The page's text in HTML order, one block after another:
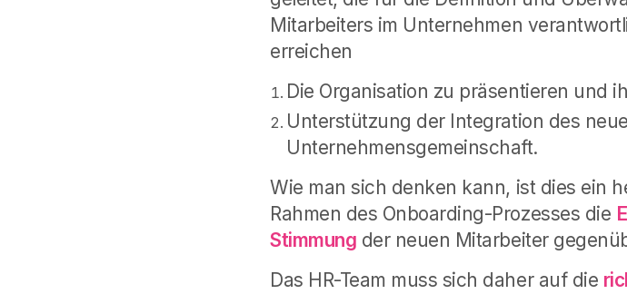
Mitarbeiters im Unternehmen
erreichen
Die Organisation zu präsentieren und
Unterstützung der Integration des
Unternehmensgemeinschaft.
Wie man sich denken kann, ist dies ein
Rahmen des Onboarding-Prozesses die
Stimmung der neuen Mitarbeiter
Das HR-Team muss sich daher auf die